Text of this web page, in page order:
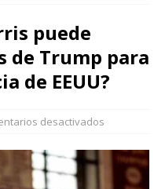
puede
de Trump para
de EEUU?
desactivados